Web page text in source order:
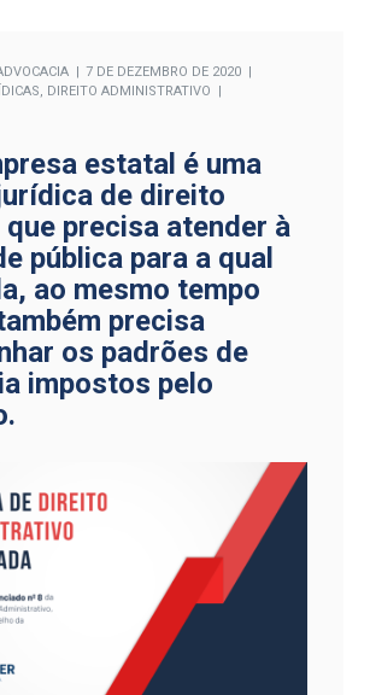
7 DE DEZEMBRO DE 2020
DIREITO ADMINISTRATIVO
estatal é uma
de direito
precisa atender à
pública para a qual
ao mesmo tempo
precisa
os padrões de
impostos pelo